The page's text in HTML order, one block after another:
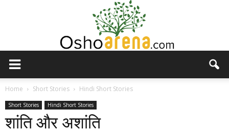
Home Short Stories Hindi Short Stories
Short Stories Hindi Short Stories
शांति और अशांति